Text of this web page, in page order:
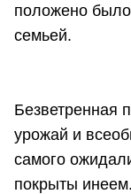
положено
семьей.
Безветренная
урожай и
самого
покрыты инеем.